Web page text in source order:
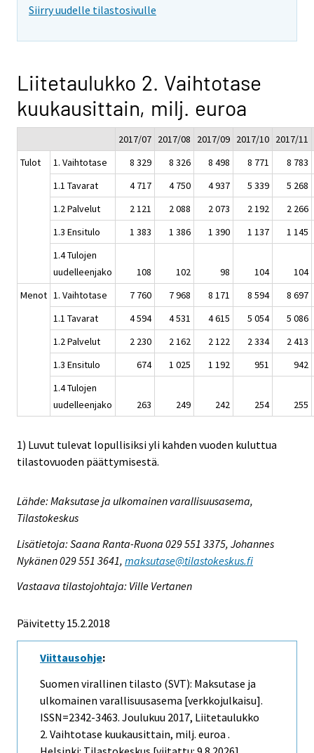
Siirry uudelle tilastosivulle
Liitetaulukko 2. Vaihtotase
kuukausittain, milj. euroa
2017/07 2017/08 2017/09 2017/10 2017/11
Tulot
1. Vaihtotase 8 329 8 326 8 498 8 771
8 783
1.1 Tavarat
4 717 4 750 4 937 5 339
5 268
1.2 Palvelut
2 121 2 088 2 073 2 192
2 266
1.3 Ensitulo
1 383 1 386 1 390 1 137
1 145
1.4 Tulojen
uudelleenjako
108 102 98 104
104
Menot 1. Vaihtotase 7 760 7 968 8 171 8 594
8 697
1.1 Tavarat
4 594 4 531 4 615 5 054
5 086
1.2 Palvelut
2 230 2 162 2 122 2 334
2 413
1.3 Ensitulo
674 1 025 1 192 951
942
1.4 Tulojen
uudelleenjako
263 249 242 254 255
1) Luvut tulevat lopullisiksi yli kahden vuoden kuluttua
tilastovuoden päättymisestä.
Lähde: Maksutase ja ulkomainen varallisuusasema,
Tilastokeskus
Lisätietoja: Saana Ranta-Ruona 029 551 3375, Johannes
Nykänen 029 551 3641, maksutase@tilastokeskus.fi
Vastaava tilastojohtaja: Ville Vertanen
Päivitetty 15.2.2018
Viittausohje:
Suomen virallinen tilasto (SVT): Maksutase ja
ulkomainen varallisuusasema [verkkojulkaisu].
ISSN=2342-3463. Joulukuu 2017, Liitetaulukko
2. Vaihtotase kuukausittain, milj. euroa .